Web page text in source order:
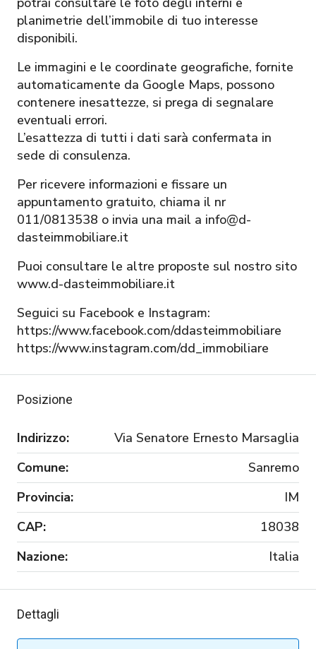
planimetrie dell’immobile di tuo interesse
disponibili.
Le immagini e le coordinate geografiche, fornite
automaticamente da Google Maps, possono
contenere inesattezze, si prega di segnalare
eventuali errori.
L’esattezza di tutti i dati sarà confermata in
sede di consulenza.
Per ricevere informazioni e fissare un
appuntamento gratuito, chiama il nr
011/0813538 o invia una mail a info@d-
dasteimmobiliare.it
Puoi consultare le altre proposte sul nostro sito
www.d-dasteimmobiliare.it
Seguici su Facebook e Instagram:
https://www.facebook.com/ddasteimmobiliare
https://www.instagram.com/dd_immobiliare
Posizione
Indirizzo:
Via Senatore Ernesto Marsaglia
Comune:
Sanremo
Provincia:
IM
CAP:
18038
Nazione:
Italia
Dettagli